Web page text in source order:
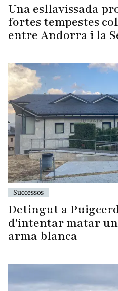
Una esllavissada
fortes tempestes
entre Andorra i la
Successos
Detingut a
d'intentar matar
arma blanca